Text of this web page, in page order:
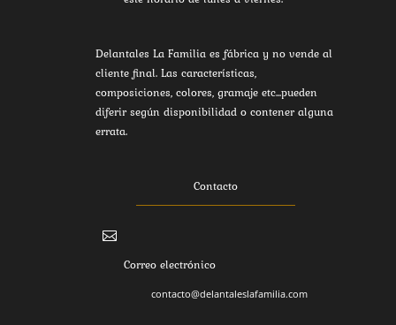
Delantales La Familia es fábrica y no vende al
cliente final. Las características,
composiciones, colores, gramaje etc...pueden
diferir según disponibilidad o contener alguna
errata.
Contacto

Correo electrónico
contacto@delantaleslafamilia.com